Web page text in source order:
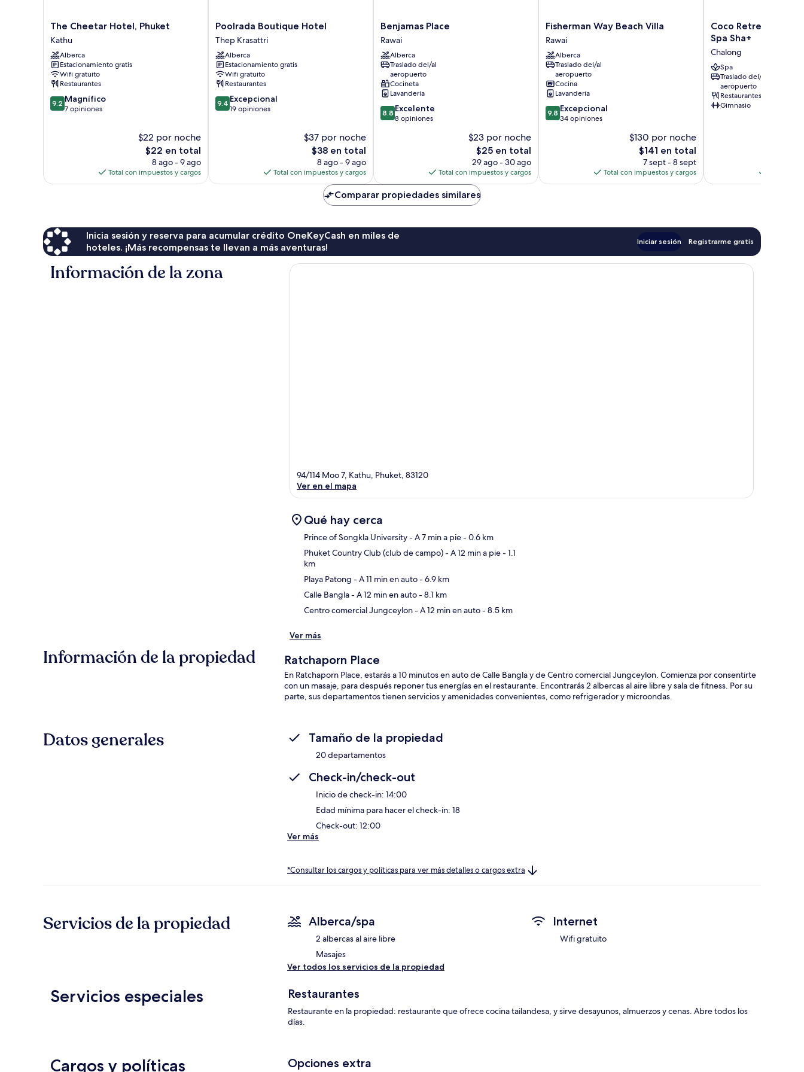
The
Cheetar
Hotel,
Phuket
Kathu
The Cheetar Hotel, Phuket
Kathu
Alberca
Estacionamiento gratis
Wifi gratuito
Restaurantes
9.2
de
9.2 Magnífico
7 opiniones
$22 por noche
El
precio
actual
es
$22 en total
8 ago - 9 ago
Total con impuestos y cargos
Poolrada
Boutique
Hotel
Thep
Krasattri
Poolrada Boutique Hotel
Thep Krasattri
Alberca
Estacionamiento gratis
Wifi gratuito
Restaurantes
9.4
de
9.4 Excepcional
19 opiniones
$37 por noche
El
precio
actual
es
$38
$38 en total
8 ago - 9 ago
Total con impuestos y cargos
Benjamas
Place
Rawai
Benjamas Place
Rawai
Alberca
Traslado del/al
aeropuerto
Cocineta
Lavandería
8.8
de
8.8 Excelente
8 opiniones
$23 por noche
El
precio
actual
es
de
$25
$25 en total
29 ago - 30 ago
Total con impuestos y cargos
Fisherman
Way
Beach
Villa
Rawai
Fisherman Way Beach Villa
Rawai
Alberca
Traslado del/al
aeropuerto
Cocina
Lavandería
9.8
de
9.8 Excepcional
34 opiniones
$130 por noche
El
precio
actual
es
$141 en total
7 sept - 8 sept
Total con impuestos y cargos
Coco
Retreat
Phuket
Resort
and
Spa
Sha+
Chalong
Coco Retreat
Spa Sha+
Chalong
Spa
Traslado del/al
aeropuerto
Restaurantes
Gimnasio
Comparar propiedades similares
Inicia sesión y reserva para acumular crédito OneKeyCash en miles de
hoteles. ¡Más recompensas te llevan a más aventuras!
Iniciar sesión Registrarme gratis
Información de la zona
94/114 Moo 7, Kathu, Phuket, 83120
Ver en el mapa
Qué hay cerca
Prince of Songkla University- A 7 min a pie- 0.6 km
Phuket Country Club (club de campo)- A 12 min a pie- 1.1
km
Playa Patong - A 11 min en auto- 6.9 km
Calle Bangla- A 12 min en auto- 8.1 km
Centro comercial Jungceylon- A 12 min en auto- 8.5 km
Ver más
Información de la propiedad Ratchaporn Place
En Ratchaporn Place, estarás a 10 minutos en auto de Calle Bangla y de Centro comercial Jungceylon. Comienza por consentirte
con un masaje, para después reponer tus energías en el restaurante. Encontrarás 2 albercas al aire libre y sala de fitness. Por su
parte, sus departamentos tienen servicios y amenidades convenientes, como refrigerador y microondas.
Datos generales Tamaño de la propiedad
20 departamentos
Check-in/check-out
Inicio de check-in: 14:00
Edad mínima para hacer el check-in: 18
Check-out: 12:00
Ver más
*Consultar los cargos y políticas para ver más detalles o cargos extra
Servicios de la propiedad Alberca/spa
2 albercas al aire libre
Masajes
Internet
Wifi gratuito
Ver todos los servicios de la propiedad
Servicios especiales Restaurantes
Restaurante en la propiedad: restaurante que ofrece cocina tailandesa, y sirve desayunos, almuerzos y cenas. Abre todos los
días.
Cargos y políticas Opciones extra